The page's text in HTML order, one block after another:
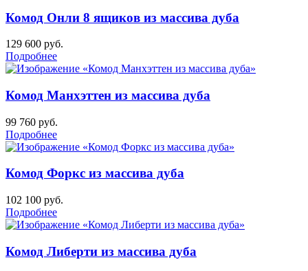
Комод Онли 8 ящиков из массива дуба
129 600 руб.
Подробнее
Комод Манхэттен из массива дуба
99 760 руб.
Подробнее
Комод Форкс из массива дуба
102 100 руб.
Подробнее
Комод Либерти из массива дуба